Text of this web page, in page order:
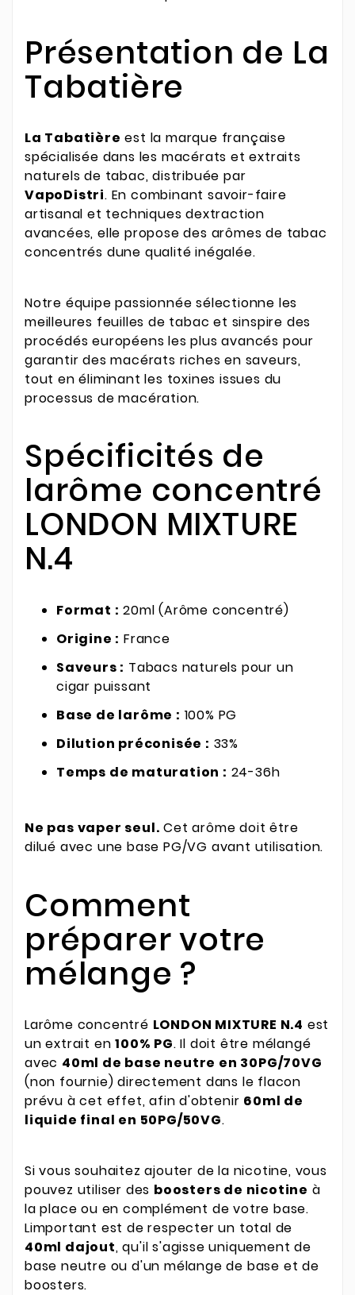
Présentation de La
Tabatière
La Tabatière est la marque française
spécialisée dans les macérats et extraits
naturels de tabac, distribuée par
VapoDistri. En combinant savoir-faire
artisanal et techniques dextraction
avancées, elle propose des arômes de tabac
concentrés dune qualité inégalée.
Notre équipe passionnée sélectionne les
meilleures feuilles de tabac et sinspire des
procédés européens les plus avancés pour
garantir des macérats riches en saveurs,
tout en éliminant les toxines issues du
processus de macération.
Spécificités de
larôme concentré
LONDON MIXTURE
N.4
Format : 20ml (Arôme concentré)
Origine : France
Saveurs : Tabacs naturels pour un
cigar puissant
Base de larôme : 100% PG
Dilution préconisée : 33%
Temps de maturation : 24-36h
Ne pas vaper seul. Cet arôme doit être
dilué avec une base PG/VG avant utilisation.
Comment
préparer votre
mélange ?
Larôme concentré LONDON MIXTURE N.4 est
un extrait en100% PG. Il doit être mélangé
avec 40ml de base neutre en 30PG/70VG
(non fournie) directement dans le flacon
prévu à cet effet, afin d'obtenir 60ml de
liquide final en 50PG/50VG.
Si vous souhaitez ajouter de la nicotine, vous
pouvez utiliser des boosters de nicotine à
la place ou en complément de votre base.
Limportant est de respecter un total de
40ml dajout, qu'il s'agisse uniquement de
base neutre ou d'un mélange de base et de
boosters.